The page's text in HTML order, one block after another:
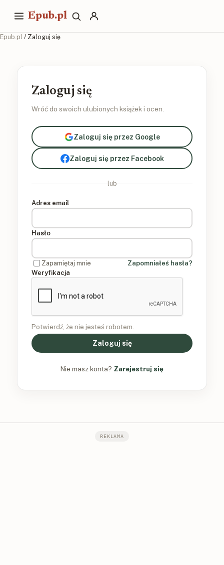
Epub.pl
Epub.pl / Zaloguj się
Zaloguj się
Wróć do swoich ulubionych książek i ocen.
Zaloguj się przez Google
Zaloguj się przez Facebook
lub
Adres email
Hasło
Zapamiętaj mnie
Zapomniałeś hasła?
Weryfikacja
Potwierdź, że nie jesteś robotem.
Zaloguj się
Nie masz konta? Zarejestruj się
REKLAMA